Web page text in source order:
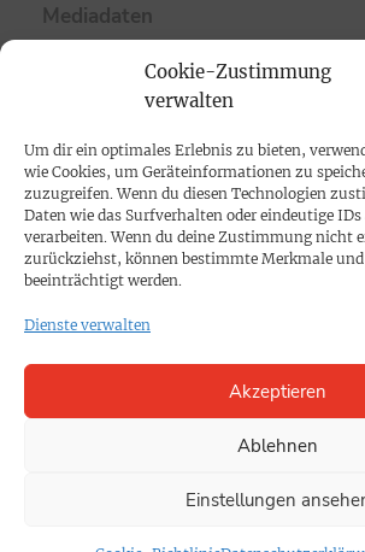
Cookie-Zustimmung
verwalten
Um dir ein optimales Erlebnis zu bieten,
wie Cookies, um Geräteinformationen zu
zuzugreifen. Wenn du diesen Technologien
Daten wie das Surfverhalten oder eindeutige
verarbeiten. Wenn du deine Zustimmung nicht
zurückziehst, können bestimmte Merkmale
beeinträchtigt werden.
Dienste verwalten
Akzeptieren
Ablehnen
Einstellungen
Mediadaten
PROKOMPAKT
SPENDEN
Datenschutz
Cookie-Richtlinie